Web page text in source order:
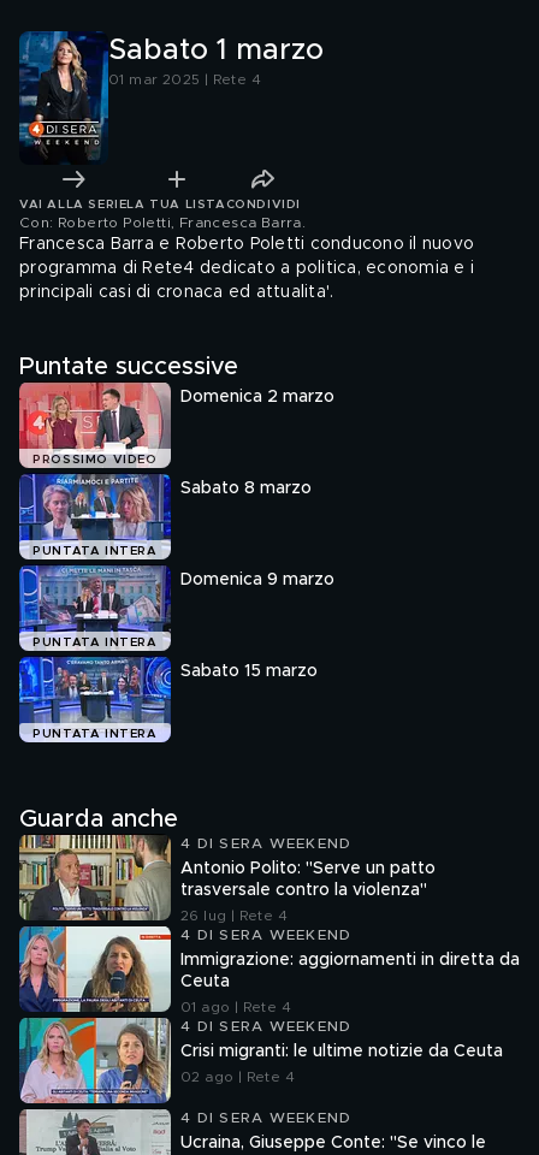
Sabato 1 marzo
01 mar 2025 | Rete 4
VAI ALLA SERIE LA TUA LISTA CONDIVIDI
Con: Roberto Poletti, Francesca Barra
Francesca Barra e Roberto Poletti conducono il nuovo
programma di Rete4 dedicato a politica, economia e i
principali casi di cronaca ed attualita'.
Puntate successive
PROSSIMO VIDEO
Domenica 2 marzo
PUNTATA INTERA
Sabato 8 marzo
PUNTATA INTERA
Domenica 9 marzo
PUNTATA INTERA
Sabato 15 marzo
Guarda anche
4 DI SERA WEEKEND
Antonio Polito: "Serve un patto
trasversale contro la violenza"
26 lug | Rete 4
4 DI SERA WEEKEND
Immigrazione: aggiornamenti in diretta da
Ceuta
01 ago | Rete 4
4 DI SERA WEEKEND
Crisi migranti: le ultime notizie da Ceuta
02 ago | Rete 4
4 DI SERA WEEKEND
Ucraina, Giuseppe Conte: "Se vinco le